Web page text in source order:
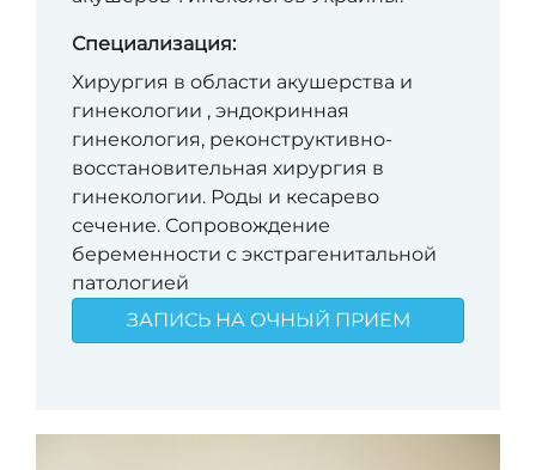
Специализация:
Хирургия в области акушерства и
гинекологии , эндокринная
гинекология, реконструктивно-
восстановительная хирургия в
гинекологии. Роды и кесарево
сечение. Сопровождение
беременности с экстрагенитальной
патологией
ЗАПИСЬ НА ОЧНЫЙ ПРИЕМ